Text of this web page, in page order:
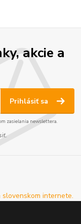
akcie a
Prihlásiť sa
zasielania newslettera.